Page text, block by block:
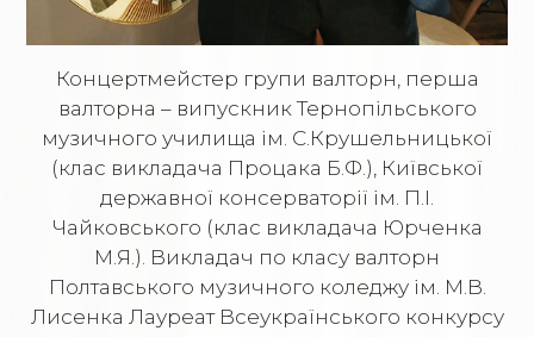
Концертмейстер групи валторн, перша
валторна – випускник Тернопільського
музичного училища ім. С.Крушельницької
(клас викладача Процака Б.Ф.), Київської
державної консерваторії ім. П.І.
Чайковського (клас викладача Юрченка
М.Я.). Викладач по класу валторн
Полтавського музичного коледжу ім. М.В.
Лисенка Лауреат Всеукраїнського конкурсу